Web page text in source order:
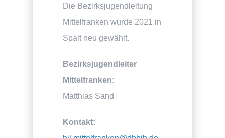
Die Bezirksjugendleitung
Mittelfranken wurde 2021 in
Spalt neu gewählt.
Bezirksjugendleiter
Mittelfranken:
Matthias Sand
Kontakt: